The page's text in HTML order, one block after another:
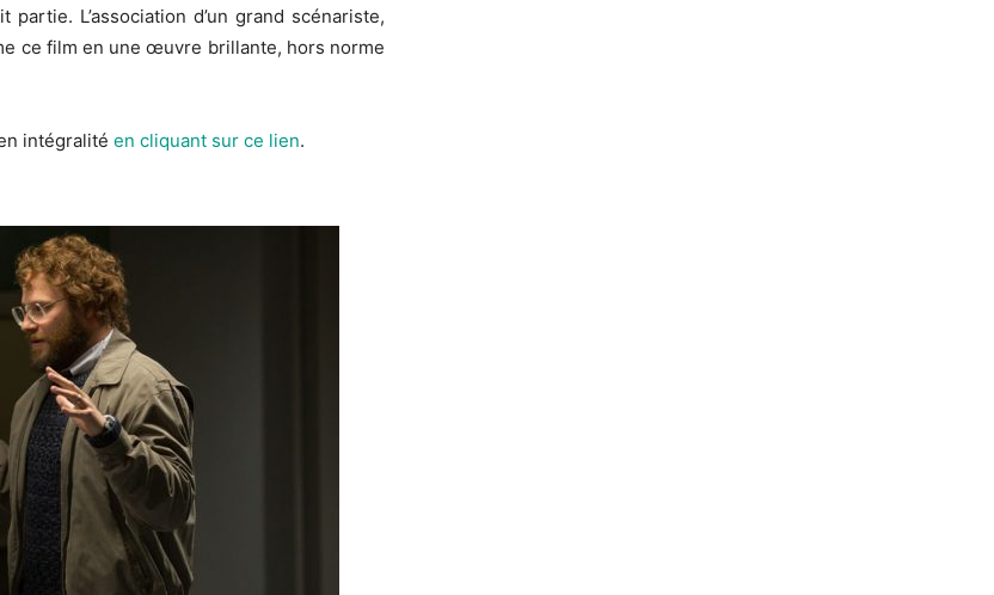
partie. L’association d’un grand scénariste,
ce film en une œuvre brillante, hors norme
intégralité en cliquant sur ce lien.